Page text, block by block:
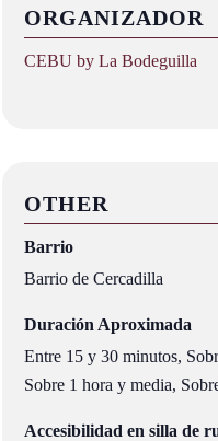
ORGANIZADOR
CEBU by La Bodeguilla
OTHER
Barrio
Barrio de Cercadilla
Duración Aproximada
Entre 15 y 30 minutos,
Sobre 1 hora y media,
Accesibilidad en silla de